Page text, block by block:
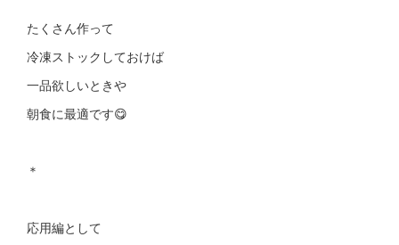
たくさん作って
冷凍ストックしておけば
一品欲しいときや
朝食に最適です😋
＊
応用編として